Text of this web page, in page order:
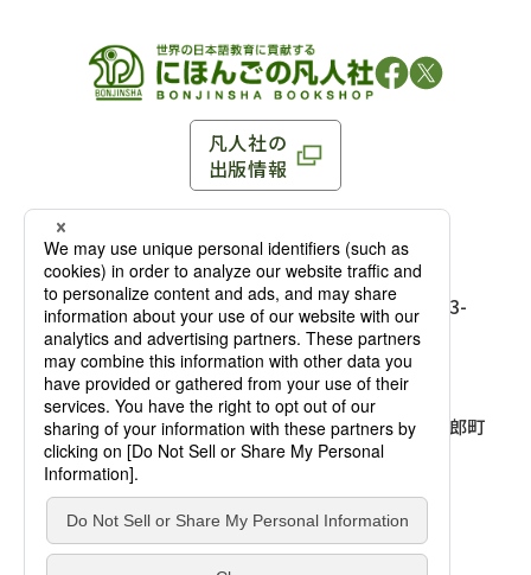
凡人社の
出版情報
〒102-0093 東京都千代田区平河町 1-3-13 8F
TEL：03-3263-3959／FAX：03-3263-3116
麹町店
〒102-0093 東京都千代田区平河町1-3-
13 8F［アクセス］
TEL：03-3239-8673／FAX：03-3263-
3116
大阪店
〒541-0056 大阪府大阪市中央区久太郎町
4-2-10
大西ビルディング 1階［
TEL：06-4256-2684／FAX：03-6733-
7887